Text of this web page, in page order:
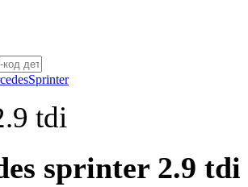
Sprinter
tdi
sprinter 2.9